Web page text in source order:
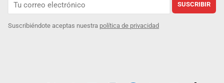
SUSCRIBIR
Suscribiéndote aceptas nuestra política de privacidad